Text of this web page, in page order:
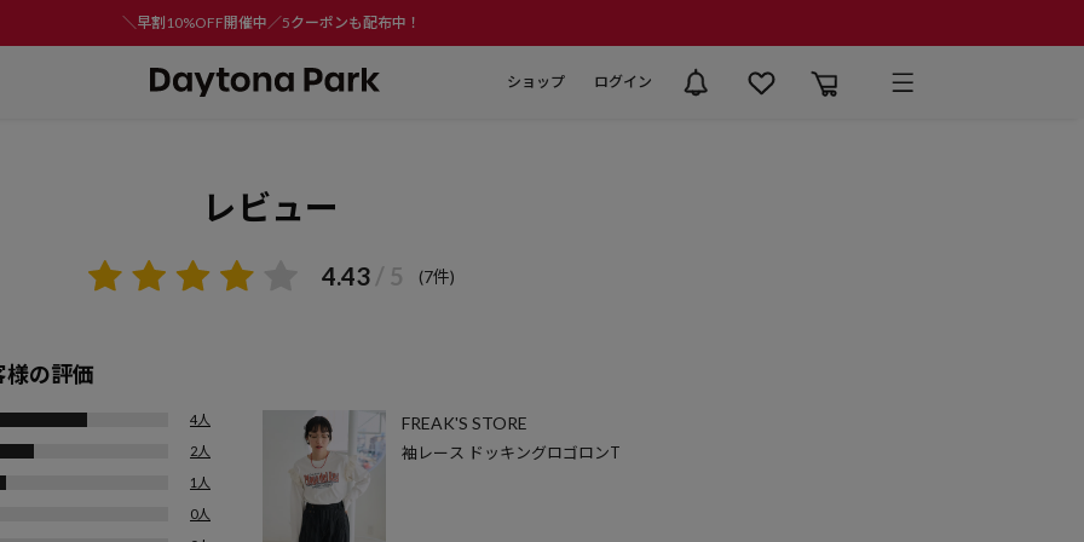
＼早割10%OFF開催中／5クーポンも配布中！
ショップ ログイン
レビュー
4.43 / 5 (7件)
様の評価
4人
2人
1人
0人
FREAK'S STORE
袖レース ドッキングロゴロンT